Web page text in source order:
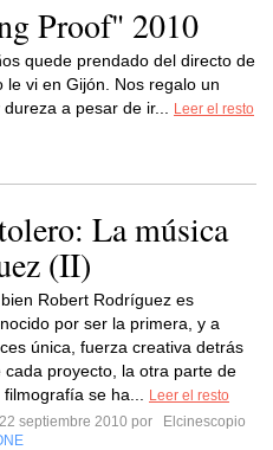
Proof" 2010
quede prendado del directo de
vi en Gijón. Nos regalo un
a pesar de ir...
Leer el resto
La música
(II)
Robert Rodríguez es
por ser la primera, y a
única, fuerza creativa detrás
cada proyecto, la otra parte de
filmografía se ha...
Leer el resto
septiembre 2010 por
Elcinescopio